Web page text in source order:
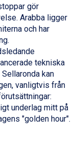
gör
Arabba ligger
och har
tekniska
kan
vanligtvis från
underlag mitt på
"golden hour".